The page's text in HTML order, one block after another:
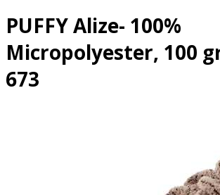
PUFFY Alize- 100%
Micropolyester, 100
673